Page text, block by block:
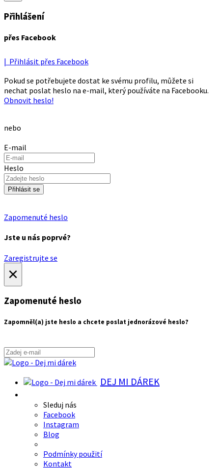
Přihlášení
přes Facebook
| Přihlásit přes Facebook
Pokud se potřebujete dostat ke svému profilu, můžete si
nechat poslat heslo na e-mail, který používáte na Facebooku.
Obnovit heslo!
nebo
E-mail
Heslo
Přihlásit se
Zapomenuté heslo
Jste u nás poprvé?
Zaregistrujte se
×
Zapomenuté heslo
Zapomněl(a) jste heslo a chcete poslat jednorázové heslo?
DEJ MI DÁREK
Sleduj nás
Facebook
Instagram
Blog
Podmínky použití
Kontakt